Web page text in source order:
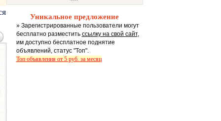
Уникальное предложение
» Зарегистрированные пользователи могут
бесплатно разместить ссылку на свой сайт,
им доступно бесплатное поднятие
объявлений, статус "Топ".
Топ объявления от 5 руб. за месяц